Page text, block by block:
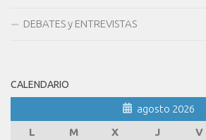
DEBATES y ENTREVISTAS
CALENDARIO
agosto 2026
L
M X J V